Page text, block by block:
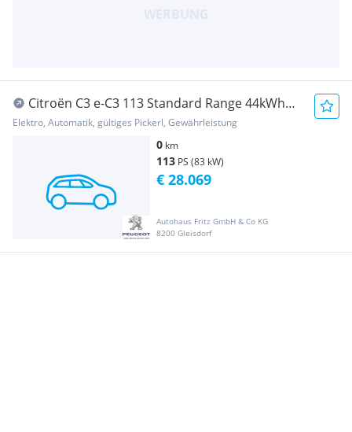
Citroën C3 e-C3 113 Standard Range 44kWh
Collection
Elektro, Automatik, gültiges Pickerl, Gewährleistung
0 km
113 PS (83 kW)
Autohaus Fritz GmbH & Co KG
8200 Gleisdorf
€ 28.069